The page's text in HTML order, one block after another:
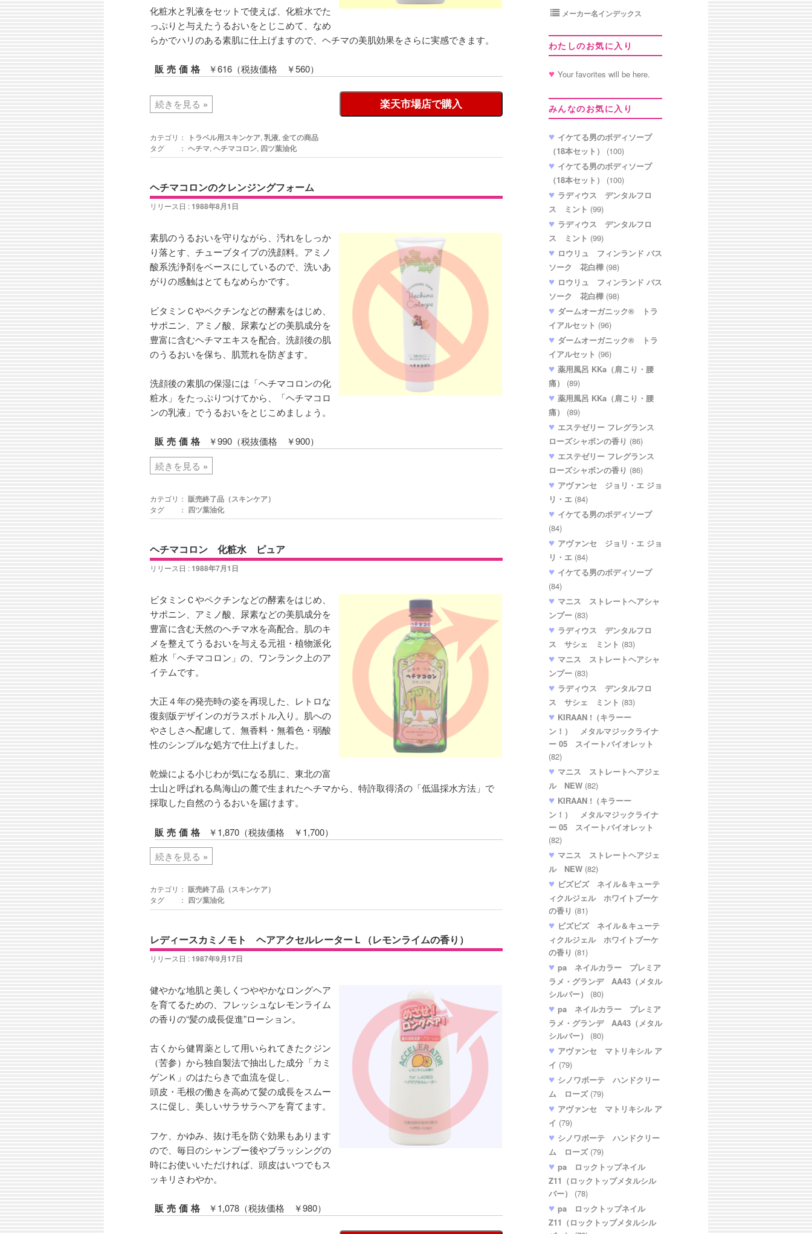
化粧水と乳液をセットで使えば、化粧水でた
っぷりと与えたうるおいをとじこめて、なめ
らかでハリのある素肌に仕上げますので、ヘチマの美肌効果をさらに実感できます。
販売価格 ￥616（税抜価格 ￥560）
楽天市場店で購入
続きを見る »
カテゴリ： トラベル用スキンケア, 乳液, 全ての商品
タグ ： ヘチマ, ヘチマコロン, 四ツ葉油化
ヘチマコロンのクレンジングフォーム
リリース日 : 1988年8月1日
素肌のうるおいを守りながら、汚れをしっか
り落とす、チューブタイプの洗顔料。アミノ
酸系洗浄剤をベースにしているので、洗いあ
がりの感触はとてもなめらかです。
ビタミンＣやペクチンなどの酵素をはじめ、
サポニン、アミノ酸、尿素などの美肌成分を
豊富に含むヘチマエキスを配合。洗顔後の肌
のうるおいを保ち、肌荒れを防ぎます。
洗顔後の素肌の保湿には「ヘチマコロンの化
粧水」をたっぷりつけてから、「ヘチマコロ
ンの乳液」でうるおいをとじこめましょう。
販売価格
￥990（税抜価格 ￥900）
続きを見る »
カテゴリ： 販売終了品（スキンケア）
タグ ： 四ツ葉油化
ヘチマコロン 化粧水 ピュア
リリース日 : 1988年7月1日
ビタミンＣやペクチンなどの酵素をはじめ、
サポニン、アミノ酸、尿素などの美肌成分を
豊富に含む天然のヘチマ水を高配合。肌のキ
メを整えてうるおいを与える元祖・植物派化
粧水「ヘチマコロン」の、ワンランク上のア
イテムです。
大正４年の発売時の姿を再現した、レトロな
復刻版デザインのガラスボトル入り。肌への
やさしさへ配慮して、無香料・無着色・弱酸
性のシンプルな処方で仕上げました。
乾燥による小じわが気になる肌に、東北の富
士山と呼ばれる鳥海山の麓で生まれたヘチマから、特許取得済の「低温採水方法」で
採取した自然のうるおいを届けます。
販売価格
￥1,870（税抜価格 ￥1,700）
続きを見る »
カテゴリ： 販売終了品（スキンケア）
タグ ： 四ツ葉油化
レディースカミノモト ヘアアクセルレーターＬ（レモンライムの香り）
リリース日 : 1987年9月17日
健やかな地肌と美しくつややかなロングヘア
を育てるための、フレッシュなレモンライム
の香りの“髪の成長促進”ローション。
古くから健胃薬として用いられてきたクジン
（苦参）から独自製法で抽出した成分「カミ
ゲンＫ」のはたらきで血流を促し、
頭皮・毛根の働きを高めて髪の成長をスムー
スに促し、美しいサラサラヘアを育てます。
フケ、かゆみ、抜け毛を防ぐ効果もあります
ので、毎日のシャンプー後やブラッシングの
時にお使いいただければ、頭皮はいつでもス
ッキリさわやか。
販売価格 ￥1,078（税抜価格 ￥980）
メーカー名インデックス
わたしのお気に入り
Your favorites will be here.
みんなのお気に入り
イケてる男のボディソープ
（18本セット）
(100)
イケてる男のボディソープ
（18本セット）
(100)
ラディウス デンタルフロ
ス ミント (99)
ラディウス デンタルフロ
ス ミント (99)
ロウリュ フィンランド バス
ソーク 花白樺 (98)
ロウリュ フィンランド バス
ソーク 花白樺 (98)
ダームオーガニック® トラ
イアルセット (96)
ダームオーガニック® トラ
イアルセット (96)
薬用風呂 KKa（肩こり・腰
痛）
(89)
薬用風呂 KKa（肩こり・腰
痛）
(89)
エステゼリー フレグランス
ローズシャボンの香り (86)
エステゼリー フレグランス
ローズシャボンの香り (86)
アヴァンセ ジョリ・エ ジョ
リ・エ (84)
イケてる男のボディソープ
(84)
アヴァンセ ジョリ・エ ジョ
リ・エ (84)
イケてる男のボディソープ
(84)
マニス ストレートヘアシャ
ンプー (83)
ラディウス デンタルフロ
ス サシェ ミント (83)
マニス ストレートヘアシャ
ンプー (83)
ラディウス デンタルフロ
ス サシェ ミント (83)
KIRAAN !（キラーー
ン！） メタルマジックライナ
ー 05 スイートバイオレット
(82)
マニス ストレートヘアジェ
ル NEW (82)
KIRAAN !（キラーー
ン！） メタルマジックライナ
ー 05 スイートバイオレット
(82)
マニス ストレートヘアジェ
ル NEW (82)
ビズビズ ネイル＆キューテ
ィクルジェル ホワイトブーケ
の香り (81)
ビズビズ ネイル＆キューテ
ィクルジェル ホワイトブーケ
の香り (81)
pa ネイルカラー プレミア
ラメ・グランデ AA43（メタル
シルバー）
(80)
pa ネイルカラー プレミア
ラメ・グランデ AA43（メタル
シルバー）
(80)
アヴァンセ マトリキシル ア
イ (79)
シノワボーテ ハンドクリー
ム ローズ(79)
アヴァンセ マトリキシル ア
イ (79)
シノワボーテ ハンドクリー
ム ローズ(79)
pa ロックトップネイル
Z11（ロックトップメタルシル
バー）
(78)
pa ロックトップネイル
Z11（ロックトップメタルシル